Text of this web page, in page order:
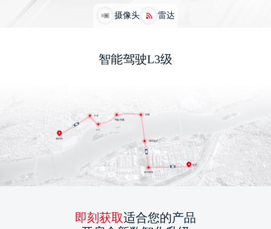
摄像头 雷达
智能驾驶L3级
即刻获取适合您的产品